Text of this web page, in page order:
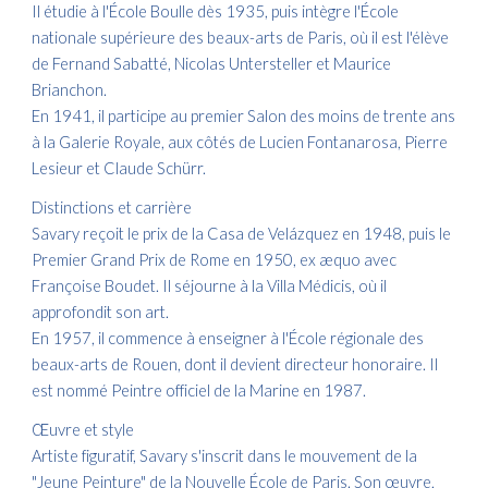
Il étudie à l'École Boulle dès 1935, puis intègre l'École
nationale supérieure des beaux-arts de Paris, où il est l'élève
de Fernand Sabatté, Nicolas Untersteller et Maurice
Brianchon.
En 1941, il participe au premier Salon des moins de trente ans
à la Galerie Royale, aux côtés de Lucien Fontanarosa, Pierre
Lesieur et Claude Schürr.
Distinctions et carrière
Savary reçoit le prix de la Casa de Velázquez en 1948, puis le
Premier Grand Prix de Rome en 1950, ex æquo avec
Françoise Boudet. Il séjourne à la Villa Médicis, où il
approfondit son art.​
En 1957, il commence à enseigner à l'École régionale des
beaux-arts de Rouen, dont il devient directeur honoraire. Il
est nommé Peintre officiel de la Marine en 1987.
Œuvre et style
Artiste figuratif, Savary s'inscrit dans le mouvement de la
"Jeune Peinture" de la Nouvelle École de Paris. Son œuvre,